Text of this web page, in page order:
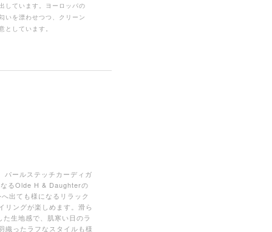
しています。ヨーロッパの
いを漂わせつつ、クリーン
としています。
ールステッチカーディガ
るOlde H & Daughterの
出ても様になるリラック
リングが楽しめます。滑ら
生地感で、肌寒い日のラ
織ったラフなスタイルも様